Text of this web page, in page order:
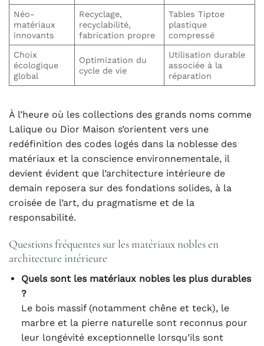
Néo-
matériaux
innovants
Recyclage,
recyclabilité,
fabrication propre
Tables Tiptoe
plastique
compressé
Choix
écologique
global
Optimization du
cycle de vie
Utilisation durable
associée à la
réparation
À l’heure où les collections des grands noms comme
Lalique ou Dior Maison s’orientent vers une
redéfinition des codes logés dans la noblesse des
matériaux et la conscience environnementale, il
devient évident que l’architecture intérieure de
demain reposera sur des fondations solides, à la
croisée de l’art, du pragmatisme et de la
responsabilité.
Questions fréquentes sur les matériaux nobles en
architecture intérieure
Quels sont les matériaux nobles les plus durables
?
Le bois massif (notamment chêne et teck), le
marbre et la pierre naturelle sont reconnus pour
leur longévité exceptionnelle lorsqu’ils sont